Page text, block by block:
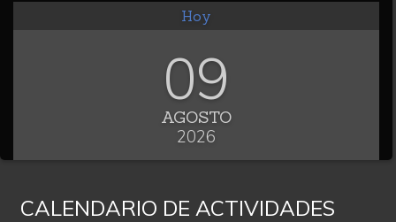
Hoy
09
AGOSTO
2026
CALENDARIO DE ACTIVIDADES